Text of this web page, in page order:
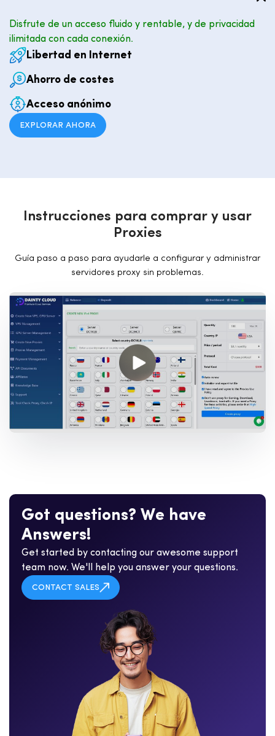
Disfrute de un acceso fluido y rentable, y de privacidad
ilimitada con cada conexión.
Libertad en Internet
Ahorro de costes
Acceso anónimo
EXPLORAR AHORA
Instrucciones para comprar y usar
Proxies
Guía paso a paso para ayudarle a configurar y administrar
servidores proxy sin problemas.
Got questions? We have
Answers!
Get started by contacting our awesome support
team now. We'll help you answer your questions.
CONTACT SALES